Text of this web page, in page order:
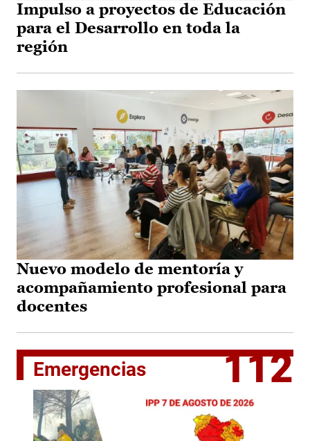
Impulso a proyectos de Educación
para el Desarrollo en toda la
región
Nuevo modelo de mentoría y
acompañamiento profesional para
docentes
Emergencias 112